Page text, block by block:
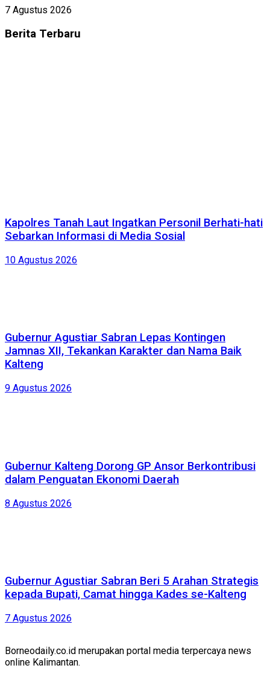
7 Agustus 2026
Berita Terbaru
Kapolres Tanah Laut Ingatkan Personil Berhati-hati
Sebarkan Informasi di Media Sosial
10 Agustus 2026
Gubernur Agustiar Sabran Lepas Kontingen
Jamnas XII, Tekankan Karakter dan Nama Baik
Kalteng
9 Agustus 2026
Gubernur Kalteng Dorong GP Ansor Berkontribusi
dalam Penguatan Ekonomi Daerah
8 Agustus 2026
Gubernur Agustiar Sabran Beri 5 Arahan Strategis
kepada Bupati, Camat hingga Kades se-Kalteng
7 Agustus 2026
Borneodaily.co.id merupakan portal media terpercaya news
online Kalimantan.